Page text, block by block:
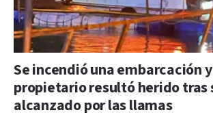
Se incendió una embarcación
propietario resultó herido tras
alcanzado por las llamas